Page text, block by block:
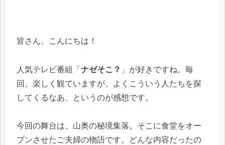
皆さん、こんにちは！
人気テレビ番組「 ナゼそこ？ 」が好きですね。毎
回、楽しく観ていますが、よくこういう人たちを探
してくるなあ、というのが感想です。
今回の舞台は、山奥の秘境集落。そこに食堂をオー
プンさせたご夫婦の物語です。どんな内容だったの